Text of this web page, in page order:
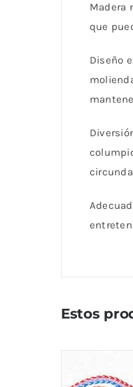
Madera
que
Diseño
Estos